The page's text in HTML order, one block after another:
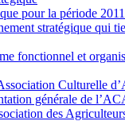
pour la période
stratégique qui
fonctionnel et
Culturelle
générale de
des